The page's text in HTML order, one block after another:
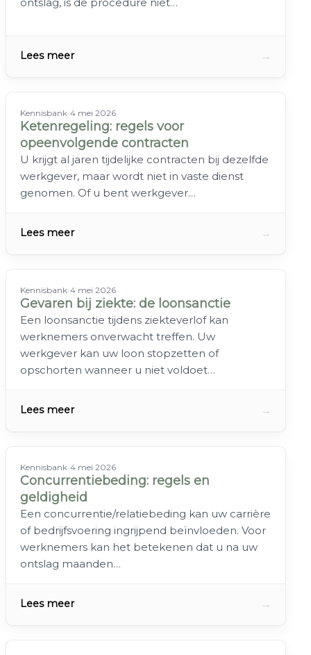
Lees meer →
Kennisbank•4 mei 2026
Ketenregeling: regels voor
opeenvolgende contracten
U krijgt al jaren tijdelijke contracten bij dezelfde
werkgever, maar wordt niet in vaste dienst
genomen. Of u bent werkgever…
Lees meer →
Kennisbank•4 mei 2026
Gevaren bij ziekte: de loonsanctie
Een loonsanctie tijdens ziekteverlof kan
werknemers onverwacht treffen. Uw
werkgever kan uw loon stopzetten of
opschorten wanneer u niet voldoet…
Lees meer →
Kennisbank•4 mei 2026
Concurrentiebeding: regels en
geldigheid
Een concurrentie/relatiebeding kan uw carrière
of bedrijfsvoering ingrijpend beïnvloeden. Voor
werknemers kan het betekenen dat u na uw
ontslag maanden…
Lees meer →